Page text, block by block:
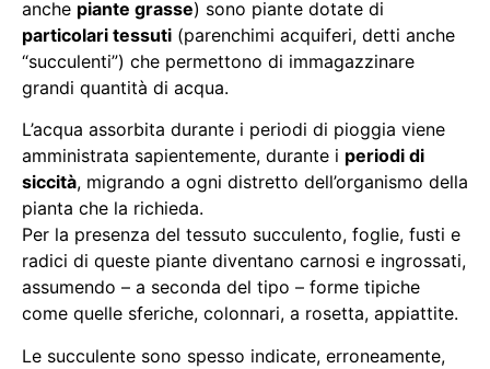
anche piante grasse) sono piante dotate di
particolari tessuti (parenchimi acquiferi, detti anche
“succulenti”) che permettono di immagazzinare
grandi quantità di acqua.
L’acqua assorbita durante i periodi di pioggia viene
amministrata sapientemente, durante i periodi di
siccità, migrando a ogni distretto dell’organismo della
pianta che la richieda.
Per la presenza del tessuto succulento, foglie, fusti e
radici di queste piante diventano carnosi e ingrossati,
assumendo – a seconda del tipo – forme tipiche
come quelle sferiche, colonnari, a rosetta, appiattite.
Le succulente sono spesso indicate, erroneamente,